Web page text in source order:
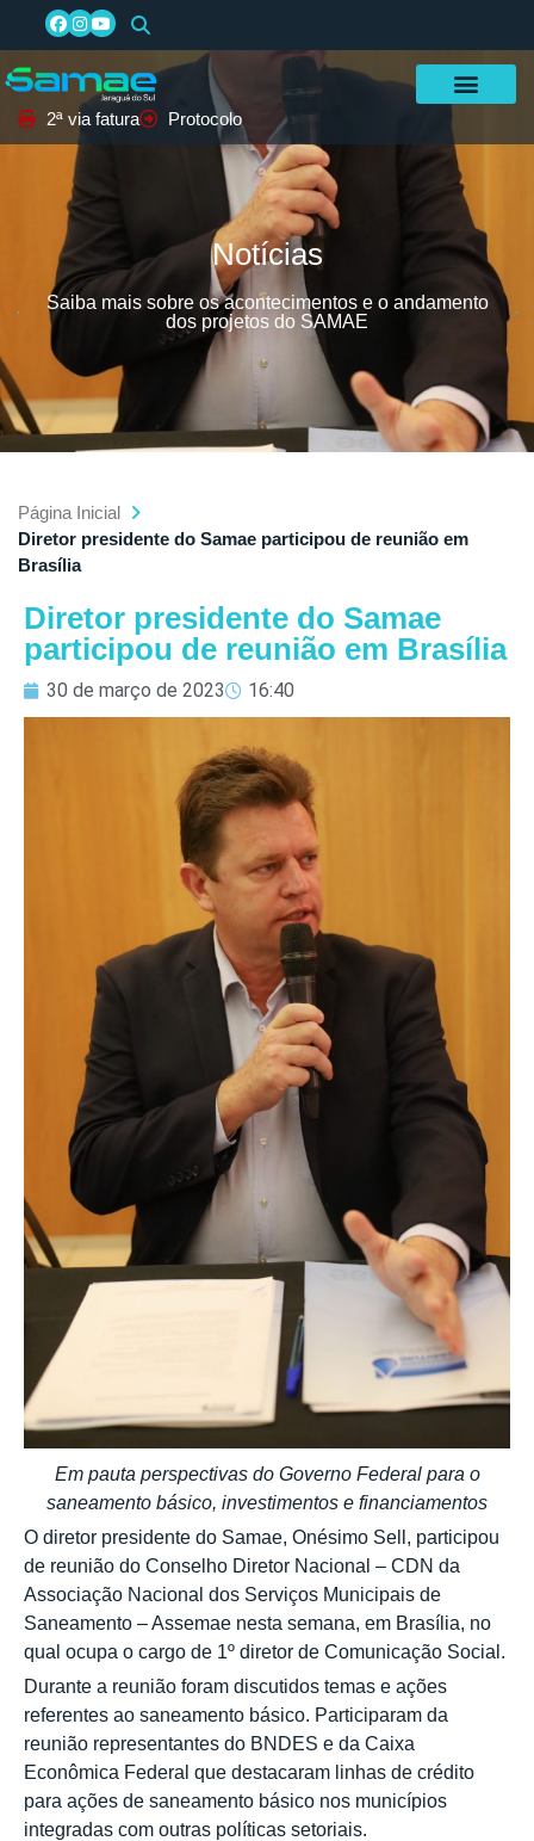
2ª via fatura Protocolo
Notícias
Saiba mais sobre os acontecimentos e o andamento
dos projetos do SAMAE
Página Inicial
Diretor presidente do Samae participou de reunião em
Brasília
Diretor presidente do Samae
participou de reunião em Brasília
30 de março de 2023 16:40
Em pauta perspectivas do Governo Federal para o
saneamento básico, investimentos e financiamentos
O diretor presidente do Samae, Onésimo Sell, participou
de reunião do Conselho Diretor Nacional – CDN da
Associação Nacional dos Serviços Municipais de
Saneamento – Assemae nesta semana, em Brasília, no
qual ocupa o cargo de 1º diretor de Comunicação Social.
Durante a reunião foram discutidos temas e ações
referentes ao saneamento básico. Participaram da
reunião representantes do BNDES e da Caixa
Econômica Federal que destacaram linhas de crédito
para ações de saneamento básico nos municípios
integradas com outras políticas setoriais.